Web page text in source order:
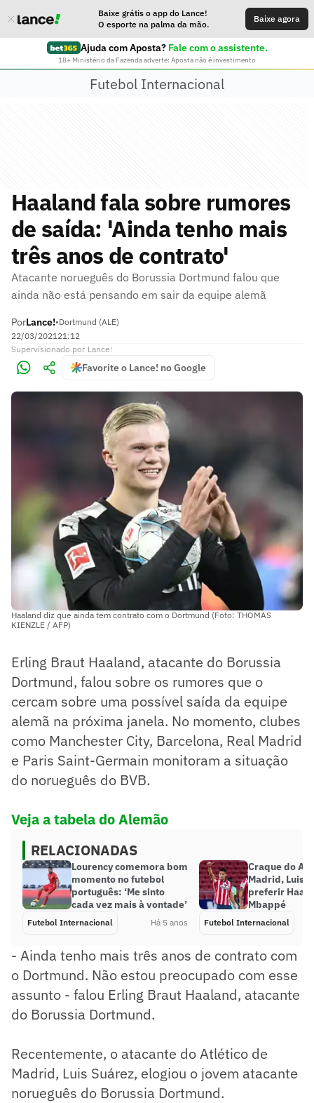
Baixe grátis o app do Lance!
O esporte na palma da mão.
Baixe agora
Ajuda com Aposta? Fale com o assistente.
18+ Ministério da Fazenda adverte: Aposta não é investimento
Futebol Internacional
Haaland fala sobre rumores
de saída: 'Ainda tenho mais
três anos de contrato'
Atacante norueguês do Borussia Dortmund falou que
ainda não está pensando em sair da equipe alemã
PorLance!•Dortmund (ALE)
22/03/202121:12
Supervisionado por Lance!
Favorite o Lance! no Google
Haaland diz que ainda tem contrato com o Dortmund (Foto: THOMAS
KIENZLE / AFP)
Erling Braut Haaland, atacante do Borussia
Dortmund, falou sobre os rumores que o
cercam sobre uma possível saída da equipe
alemã na próxima janela. No momento, clubes
como Manchester City, Barcelona, Real Madrid
e Paris Saint-Germain monitoram a situação
do norueguês do BVB.
Veja a tabela do Alemão
RELACIONADAS
Lourency comemora bom
momento no futebol
português: ‘Me sinto
cada vez mais à vontade’
Futebol Internacional Há 5 anos
Craque do
Madrid, Luis
preferir
Mbappé
Futebol Internacional
- Ainda tenho mais três anos de contrato com
o Dortmund. Não estou preocupado com esse
assunto - falou Erling Braut Haaland, atacante
do Borussia Dortmund.
Recentemente, o atacante do Atlético de
Madrid, Luis Suárez, elogiou o jovem atacante
norueguês do Borussia Dortmund.